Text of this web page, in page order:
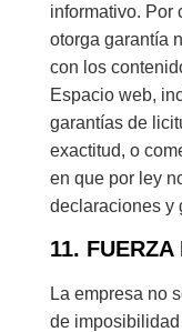
informativo. Por
otorga garantía
con los
Espacio web,
garantías de
exactitud, o
en que por ley
declaraciones y
11. FUERZA
La empresa no
de